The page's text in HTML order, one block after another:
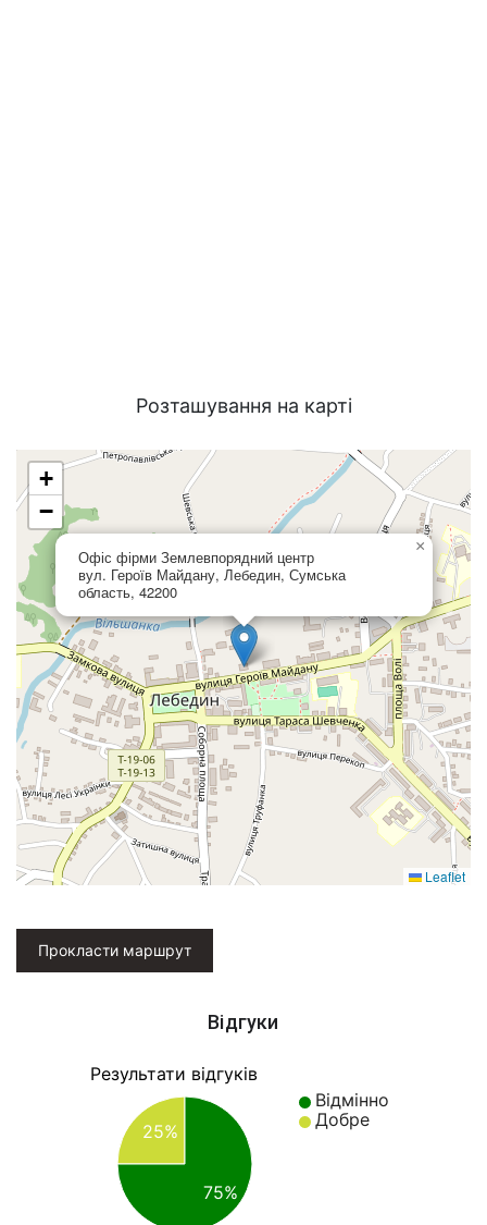
Розташування на карті
Офіс фірми Землевпорядний центр
вул. Героїв Майдану, Лебедин, Сумська
область, 42200
×
+
−
Leaflet
Прокласти маршрут
Відгуки
Результати відгуків
Відмінно
Добре
25%
75%